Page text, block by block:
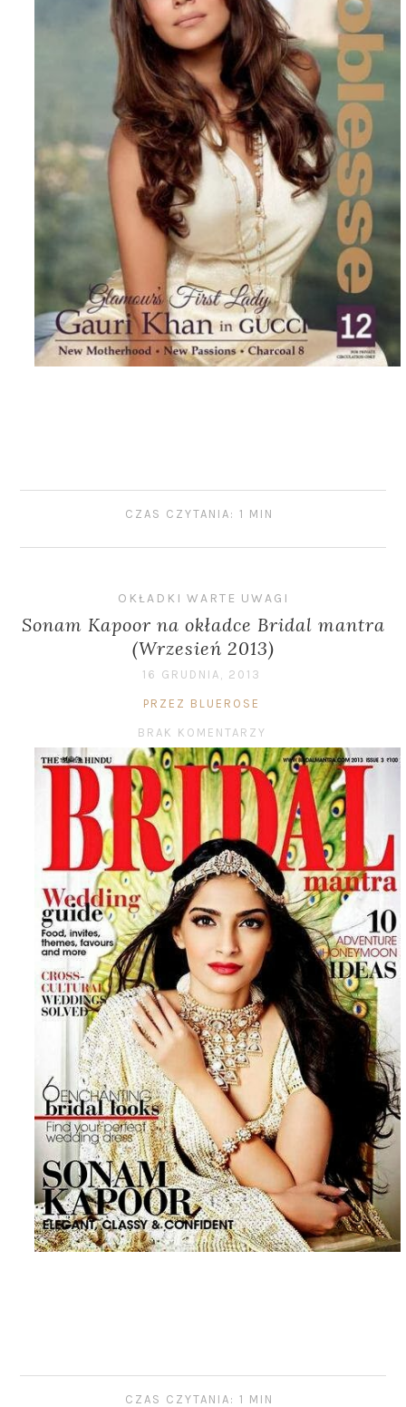
CZAS CZYTANIA: 1 MIN
OKŁADKI WARTE UWAGI
Sonam Kapoor na okładce Bridal mantra
(Wrzesień 2013)
16 GRUDNIA, 2013
PRZEZ BLUEROSE
BRAK KOMENTARZY
CZAS CZYTANIA: 1 MIN